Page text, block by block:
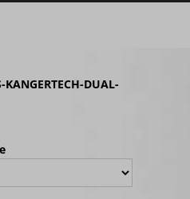
KANGERTECH-DUAL-